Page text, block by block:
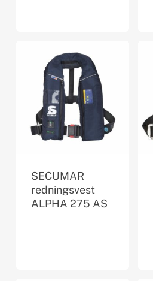
SECUMAR
redningsvest
ALPHA 275 AS